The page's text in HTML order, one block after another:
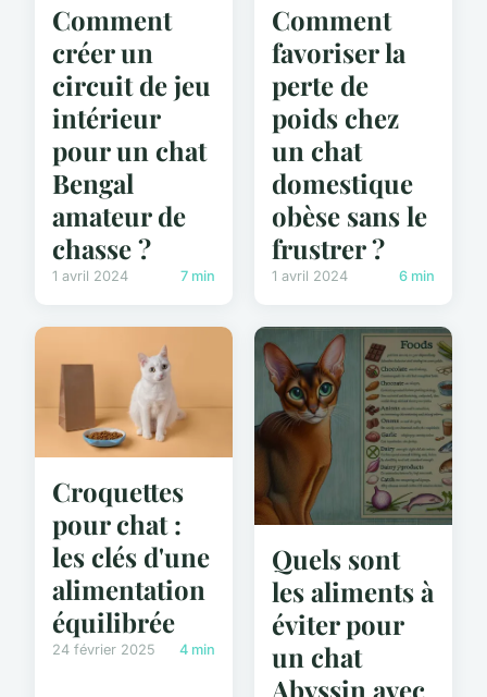
Comment
créer un
circuit de jeu
intérieur
pour un chat
Bengal
amateur de
chasse ?
1 avril 2024 7 min
Comment
favoriser la
perte de
poids chez
un chat
domestique
obèse sans le
frustrer ?
1 avril 2024 6 min
Croquettes
pour chat :
les clés d'une
alimentation
équilibrée
24 février 2025 4 min
Quels sont
les aliments à
éviter pour
un chat
Abyssin avec